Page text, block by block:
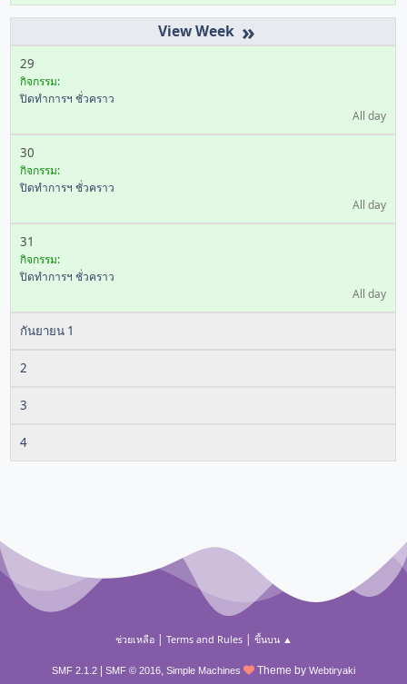
»
29
กิจกรรม:
ปิดทำการฯ ชั่วคราว
All day
30
กิจกรรม:
ปิดทำการฯ ชั่วคราว
All day
31
กิจกรรม:
ปิดทำการฯ ชั่วคราว
All day
กันยายน 1
2
3
4
ช่วยเหลือ| Terms and Rules| ขึ้นบน ▲
SMF 2.1.2 SMF © 2016, Simple Machines Theme by Webtiryaki